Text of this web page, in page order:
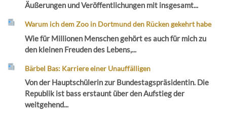
Äußerungen und Veröffentlichungen mit insgesamt...
Warum ich dem Zoo in Dortmund den Rücken gekehrt habe
Wie für Millionen Menschen gehört es auch für mich zu
den kleinen Freuden des Lebens,...
Bärbel Bas: Karriere einer Unauffälligen
Von der Hauptschülerin zur Bundestagspräsidentin. Die
Republik ist bass erstaunt über den Aufstieg der
weitgehend...